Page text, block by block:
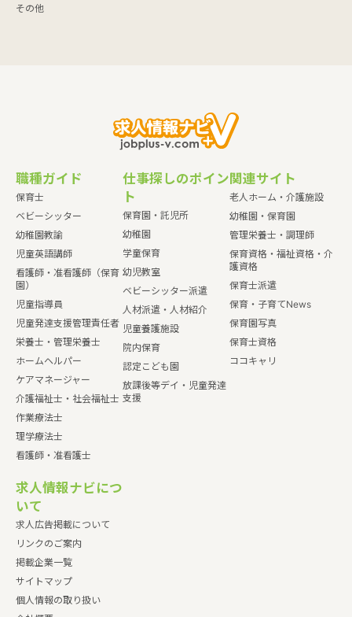
その他
職種ガイド
保育士
ベビーシッター
幼稚園教諭
児童英語講師
看護師・准看護師（保育
園）
児童指導員
児童発達支援管理責任者
栄養士・管理栄養士
ホームヘルパー
ケアマネージャー
介護福祉士・社会福祉士
作業療法士
理学療法士
看護師・准看護士
仕事探しのポイン
ト
保育園・託児所
幼稚園
学童保育
幼児教室
ベビーシッター派遣
人材派遣・人材紹介
児童養護施設
院内保育
認定こども園
放課後等デイ・児童発達
支援
関連サイト
老人ホーム・介護施設
幼稚園・保育園
管理栄養士・調理師
保育資格・福祉資格・介
護資格
保育士派遣
保育・子育てNews
保育園写真
保育士資格
ココキャリ
求人情報ナビにつ
いて
求人広告掲載について
リンクのご案内
掲載企業一覧
サイトマップ
個人情報の取り扱い